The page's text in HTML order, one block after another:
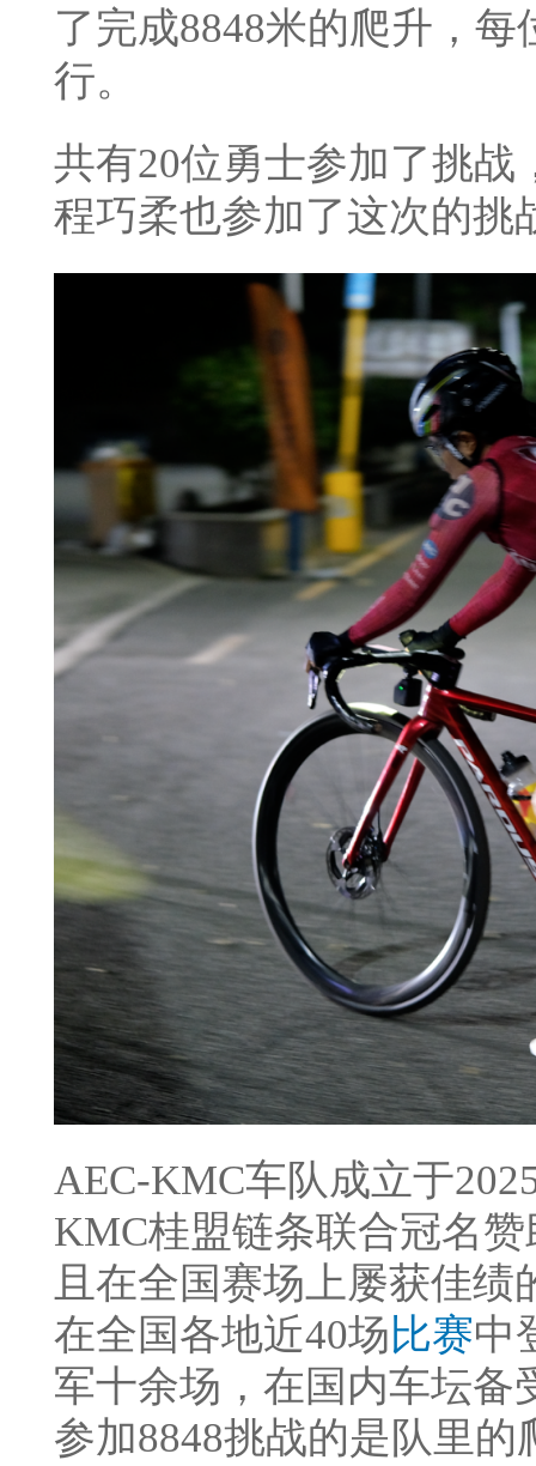
了完成8848米的爬升，
行。
共有20位勇士参加了挑
程巧柔也参加了这次的挑
AEC-KMC车队成立于
KMC桂盟链条联合冠名
且在全国赛场上屡获佳绩
在全国各地近40场比赛中
军十余场，在国内车坛备
参加8848挑战的是队里的